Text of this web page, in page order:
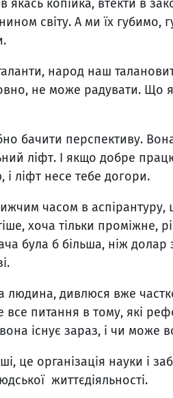
якась копійка, втекти в
світу. А ми їх губимо,
народ наш
не може радувати. Що
бачити перспективу.
ліфт. І якщо добре
ліфт несе тебе догори.
часом в аспірантуру,
хоча тільки проміжне,
була б більша, ніж
людина, дивлюся вже
все питання в тому, які
існує зараз, і чи може
це організація науки і
життєдіяльності.